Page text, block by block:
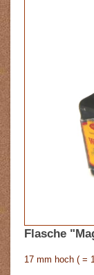
Flasche
17 mm hoch ( =